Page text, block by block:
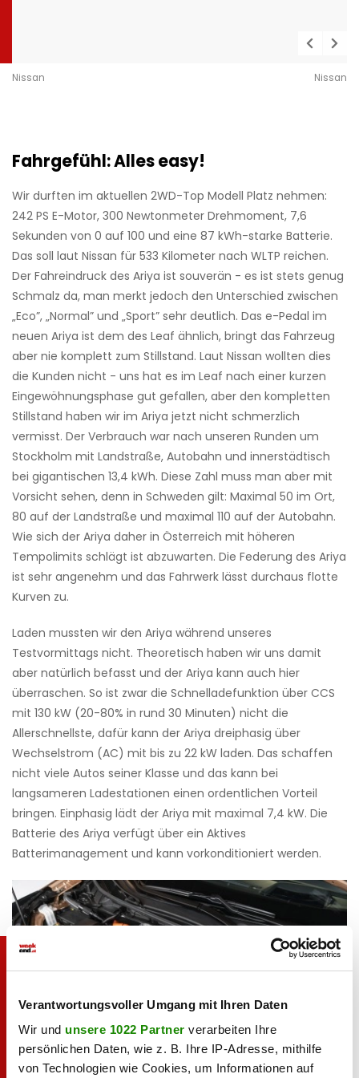
Verantwortungsvoller Umgang mit Ihren Daten
Wir und unsere 1022 Partner verarbeiten Ihre
persönlichen Daten, wie z. B. Ihre IP-Adresse, mithilfe
von Technologien wie Cookies, um Informationen auf
Nissan Nissan
Fahrgefühl: Alles easy!
Wir durften im aktuellen 2WD-Top Modell Platz nehmen:
242 PS E-Motor, 300 Newtonmeter Drehmoment, 7,6
Sekunden von 0 auf 100 und eine 87 kWh-starke Batterie.
Das soll laut Nissan für 533 Kilometer nach WLTP reichen.
Der Fahreindruck des Ariya ist souverän - es ist stets genug
Schmalz da, man merkt jedoch den Unterschied zwischen
„Eco”, „Normal” und „Sport” sehr deutlich. Das e-Pedal im
neuen Ariya ist dem des Leaf ähnlich, bringt das Fahrzeug
aber nie komplett zum Stillstand. Laut Nissan wollten dies
die Kunden nicht - uns hat es im Leaf nach einer kurzen
Eingewöhnungsphase gut gefallen, aber den kompletten
Stillstand haben wir im Ariya jetzt nicht schmerzlich
vermisst. Der Verbrauch war nach unseren Runden um
Stockholm mit Landstraße, Autobahn und innerstädtisch
bei gigantischen 13,4 kWh. Diese Zahl muss man aber mit
Vorsicht sehen, denn in Schweden gilt: Maximal 50 im Ort,
80 auf der Landstraße und maximal 110 auf der Autobahn.
Wie sich der Ariya daher in Österreich mit höheren
Tempolimits schlägt ist abzuwarten. Die Federung des Ariya
ist sehr angenehm und das Fahrwerk lässt durchaus flotte
Kurven zu.
Laden mussten wir den Ariya während unseres
Testvormittags nicht. Theoretisch haben wir uns damit
aber natürlich befasst und der Ariya kann auch hier
überraschen. So ist zwar die Schnelladefunktion über CCS
mit 130 kW (20-80% in rund 30 Minuten) nicht die
Allerschnellste, dafür kann der Ariya dreiphasig über
Wechselstrom (AC) mit bis zu 22 kW laden. Das schaffen
nicht viele Autos seiner Klasse und das kann bei
langsameren Ladestationen einen ordentlichen Vorteil
bringen. Einphasig lädt der Ariya mit maximal 7,4 kW. Die
Batterie des Ariya verfügt über ein Aktives
Batterimanagement und kann vorkonditioniert werden.